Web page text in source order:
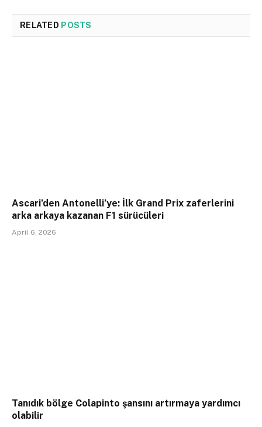
RELATED POSTS
Ascari’den Antonelli’ye: İlk Grand Prix zaferlerini
arka arkaya kazanan F1 sürücüleri
April 6, 2026
Tanıdık bölge Colapinto şansını artırmaya yardımcı
olabilir